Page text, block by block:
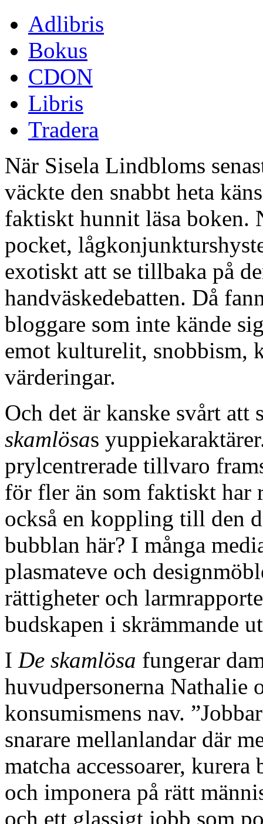
Adlibris
Bokus
CDON
Libris
Tradera
När Sisela Lindbloms
väckte den snabbt heta
faktiskt hunnit läsa boken.
pocket,
exotiskt att se tillbaka på
handväskedebatten. Då
bloggare som inte kände
emot kulturelit, snobbism,
värderingar.
Och det är kanske svårt
skamlösas
prylcentrerade tillvaro
för fler än som faktiskt har
också en koppling till den
bubblan här? I många
plasmateve och
rättigheter och
budskapen i skrämmande
I De skamlösa fungerar
huvudpersonerna Nathalie
konsumismens nav.
snarare mellanlandar där
matcha accessoarer,
och imponera på rätt
och ett glassigt jobb som